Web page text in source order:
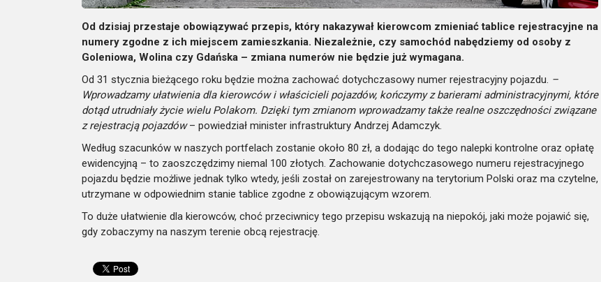
Od dzisiaj przestaje obowiązywać przepis, który nakazywał kierowcom zmieniać tablice rejestracyjne na
numery zgodne z ich miejscem zamieszkania. Niezależnie, czy samochód nabędziemy od osoby z
Goleniowa, Wolina czy Gdańska – zmiana numerów nie będzie już wymagana.
Od 31 stycznia bieżącego roku będzie można zachować dotychczasowy numer rejestracyjny pojazdu. –
Wprowadzamy ułatwienia dla kierowców i właścicieli pojazdów, kończymy z barierami administracyjnymi, które
dotąd utrudniały życie wielu Polakom. Dzięki tym zmianom wprowadzamy także realne oszczędności związane
z rejestracją pojazdów– powiedział minister infrastruktury Andrzej Adamczyk.
Według szacunków w naszych portfelach zostanie około 80 zł, a dodając do tego nalepki kontrolne oraz opłatę
ewidencyjną – to zaoszczędzimy niemal 100 złotych. Zachowanie dotychczasowego numeru rejestracyjnego
pojazdu będzie możliwe jednak tylko wtedy, jeśli został on zarejestrowany na terytorium Polski oraz ma czytelne,
utrzymane w odpowiednim stanie tablice zgodne z obowiązującym wzorem.
To duże ułatwienie dla kierowców, choć przeciwnicy tego przepisu wskazują na niepokój, jaki może pojawić się,
gdy zobaczymy na naszym terenie obcą rejestrację.